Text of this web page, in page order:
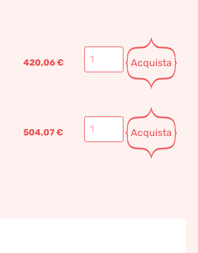
420,06€ Acquista
504,07€ Acquista